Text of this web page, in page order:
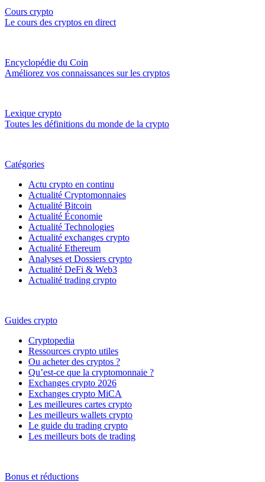
Cours crypto
Le cours des cryptos en direct
Encyclopédie du Coin
Améliorez vos connaissances sur les cryptos
Lexique crypto
Toutes les définitions du monde de la crypto
Catégories
Actu crypto en continu
Actualité Cryptomonnaies
Actualité Bitcoin
Actualité Économie
Actualité Technologies
Actualité exchanges crypto
Actualité Ethereum
Analyses et Dossiers crypto
Actualité DeFi & Web3
Actualité trading crypto
Guides crypto
Cryptopedia
Ressources crypto utiles
Ou acheter des cryptos ?
Qu’est-ce que la cryptomonnaie ?
Exchanges crypto 2026
Exchanges crypto MiCA
Les meilleures cartes crypto
Les meilleurs wallets crypto
Le guide du trading crypto
Les meilleurs bots de trading
Bonus et réductions